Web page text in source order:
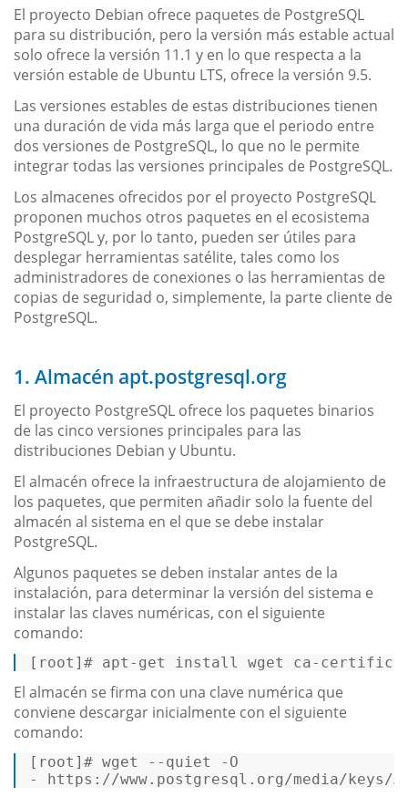
El proyecto Debian ofrece paquetes de PostgreSQL
para su distribución, pero la versión más estable actual
solo ofrece la versión 11.1 y en lo que respecta a la
versión estable de Ubuntu LTS, ofrece la versión 9.5.
Las versiones estables de estas distribuciones tienen
una duración de vida más larga que el periodo entre
dos versiones de PostgreSQL, lo que no le permite
integrar todas las versiones principales de PostgreSQL.
Los almacenes ofrecidos por el proyecto PostgreSQL
proponen muchos otros paquetes en el ecosistema
PostgreSQL y, por lo tanto, pueden ser útiles para
desplegar herramientas satélite, tales como los
administradores de conexiones o las herramientas de
copias de seguridad o, simplemente, la parte cliente de
PostgreSQL.
1. Almacén apt.postgresql.org
El proyecto PostgreSQL ofrece los paquetes binarios
de las cinco versiones principales para las
distribuciones Debian y Ubuntu.
El almacén ofrece la infraestructura de alojamiento de
los paquetes, que permiten añadir solo la fuente del
almacén al sistema en el que se debe instalar
PostgreSQL.
Algunos paquetes se deben instalar antes de la
instalación, para determinar la versión del sistema e
instalar las claves numéricas, con el siguiente
comando:
[root] # apt-get install wget ca-
El almacén se firma con una clave numérica que
conviene descargar inicialmente con el siguiente
comando:
[ root ] # wget --quiet -O
- https: //www.postgresql.org/media/keys/